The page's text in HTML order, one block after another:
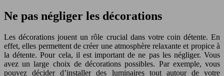
Ne pas négliger les décorations
Les décorations jouent un rôle crucial dans votre coin détente. En
effet, elles permettent de créer une atmosphère relaxante et propice à
la détente. Pour cela, il est important de ne pas les négliger. Vous
avez un large choix de décorations possibles. Par exemple, vous
pouvez décider d’installer des luminaires tout autour de votre